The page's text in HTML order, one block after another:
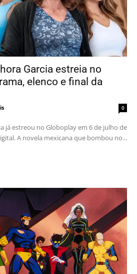
Garcia estreia no
elenco e final da
0
já estreou no Globoplay em 6 de julho de
A novela mexicana que bombou no...